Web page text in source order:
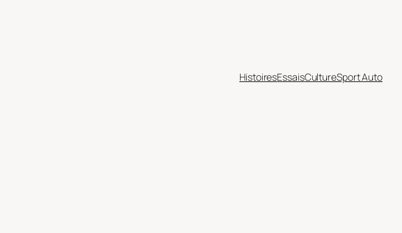
HistoiresEssaisCultureSport Auto